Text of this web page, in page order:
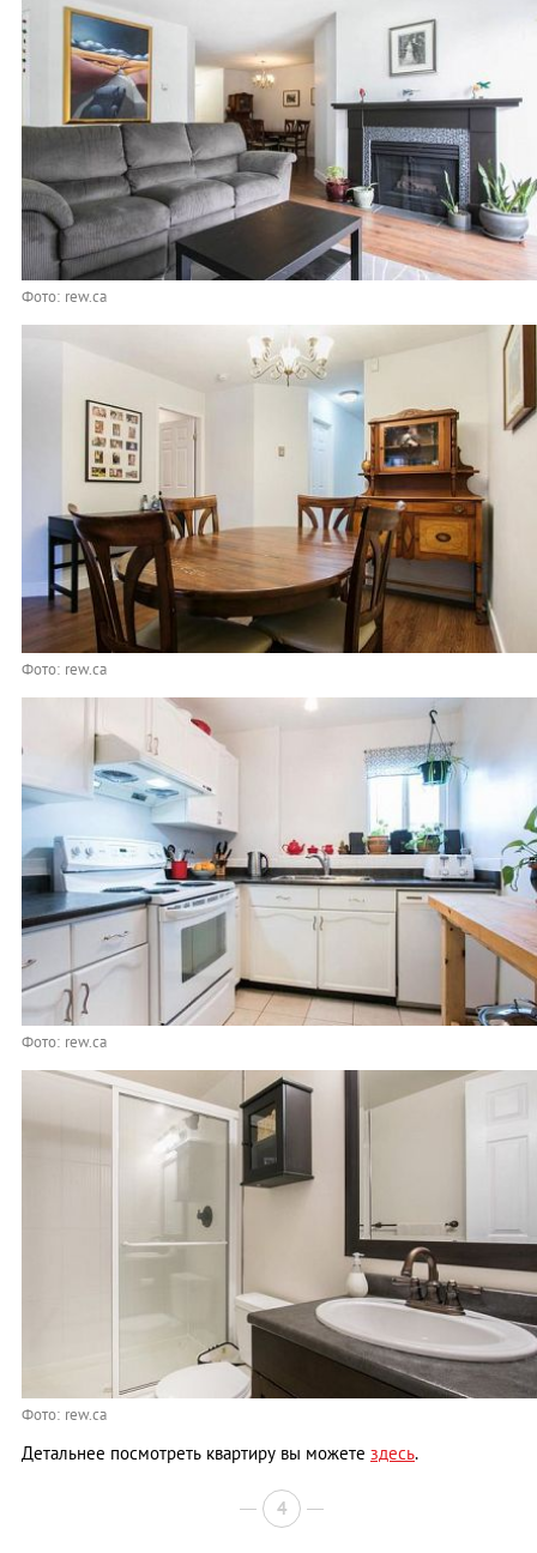
Фото: rew.ca
Фото: rew.ca
Фото: rew.ca
Фото: rew.ca
Детальнее посмотреть квартиру вы можете здесь.
4